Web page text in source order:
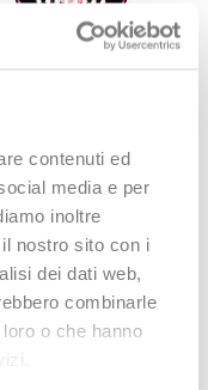
contenuti ed
media e per
inoltre
nostro sito con i
dei dati web,
combinarle
o che hanno
Padel Predator Power
2025